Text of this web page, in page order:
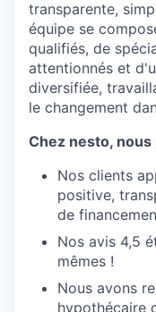
transparente,
équipe se
qualifiés, de
attentionnés et
diversifiée,
le changement
Chez nesto,
Nos clients
positive,
de
Nos avis 4,5
mêmes !
Nous avons
hypothécaire